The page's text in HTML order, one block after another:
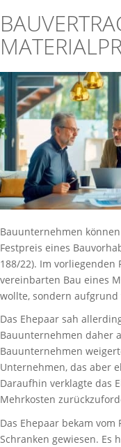
Bauunternehmen
Festpreis eines
188/22). Im vorliegenden
vereinbarten Bau eines
wollte, sondern
Das Ehepaar sah
Bauunternehmen daher
Bauunternehmen
Unternehmen, das aber
Daraufhin verklagte das
Mehrkosten
Das Ehepaar bekam
Schranken gewiesen. Es